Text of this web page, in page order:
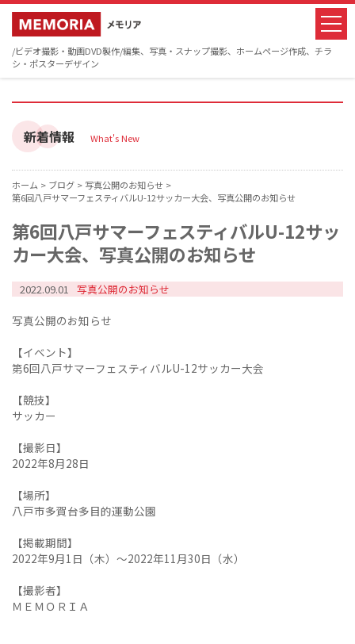
/ビデオ撮影・動画DVD製作/編集、写真・スナップ撮影、ホームページ作成、チラ
シ・ポスターデザイン
新着情報 What's New
ホーム > ブログ > 写真公開のお知らせ >
第6回八戸サマーフェスティバルU-12サッカー大会、写真公開のお知らせ
第6回八戸サマーフェスティバルU-12サッ
カー大会、写真公開のお知らせ
2022.09.01 写真公開のお知らせ
写真公開のお知らせ
【イベント】
第6回八戸サマーフェスティバルU-12サッカー大会
【競技】
サッカー
【撮影日】
2022年8月28日
【場所】
八戸市多賀台多目的運動公園
【掲載期間】
2022年9月1日（木）～2022年11月30日（水）
【撮影者】
ＭＥＭＯＲＩＡ